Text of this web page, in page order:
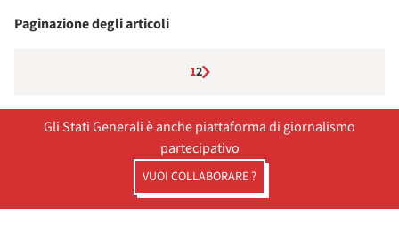
Paginazione degli articoli
12
Gli Stati Generali è anche piattaforma di giornalismo
partecipativo
VUOI COLLABORARE ?